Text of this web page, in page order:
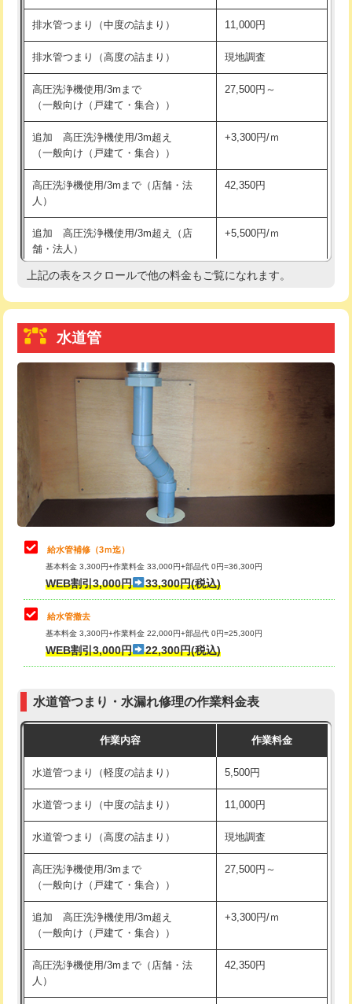
持込商品取付（浄水器・分岐水栓） 16,500円
給水管工事※（ホール加工) 16,500円
給水管工事※（バンド止め) 3,300円
給水管工事※（支持金具設置)
給水管工事※（保温材使用（バンド止
め込み）)
5,500円
給水管工事※（土の掘削・埋め戻し作
業)
11,000円
給水管工事※（塩ビ管（VP・HI）使
用/3ｍまで)
33,000円
給水管工事※（塩ビ管（VP・HI）使
+8,800円
給水管工事※（ライニング鋼管・銅
管・ポリ管・HT管使用/3ｍまで)
給水管工事※（ライニング鋼管・銅
管・ポリ管・HT管使用/3ｍ超え)
排水管工事（土の掘削・埋め戻し作
11,000円~
排水管工事（排水管工事/3ｍまで） 55,000円
排水管工事（追加 排水管工事/3ｍ超
マス交換（土の掘削・埋め戻し作業）
マス交換（深さ50㎝未満）
マス交換（深さ50㎝以上）
コンクリート斫り（厚さ10㎝まで）
モルタル補修（厚さ10㎝超え） 38,500円
洗面台設置 38,500円
化粧台設置 22,000円
追加人工 16,500円
廃棄・処分 現場見積
※給水管工事は20mmまでの価格です。
排水管つまり（中度の詰まり） 11,000円
排水管つまり（高度の詰まり） 現地調査
高圧洗浄機使用/3mまで
（一般向け（戸建て・集合））
27,500円～
追加 高圧洗浄機使用/3m超え
（一般向け（戸建て・集合））
+3,300円/ｍ
高圧洗浄機使用/3mまで（店舗・法
人）
42,350円
追加 高圧洗浄機使用/3m超え（店
舗・法人）
+5,500円/ｍ
高度高圧洗浄換 現地調査
トーラー機使用/3mまで
追加トーラー機使用/3m超え
8,800円
止水・漏水調査・防水処理・清掃・修
理・調整・分解・加工など（軽作業）
11,000円
止水・漏水調査・防水処理・清掃・修
理・調整・分解・加工など（中作業）
止水・漏水調査・防水処理・清掃・修
理・調整・分解・加工など（重作業）
33,000円
その他部品の脱着
交換・取付（タンク）
式）)
式・ワンホール）)
交換・取付(排水栓・排水トラップ
22,000円+材料費
持込商品取付（混合水栓）
持込商品取付（浄水器・分岐水栓） 16,500円
業）
上記の表をスクロールで他の料金もご覧になれます。
水道管
給水管補修（3ｍ迄）
基本料金 3,300円+作業料金 33,000円+部品代 0円=36,300円
WEB割引3,000円 33,300円(税込)
給水管撤去
基本料金 3,300円+作業料金 22,000円+部品代 0円=25,300円
WEB割引3,000円 22,300円(税込)
水道管つまり・水漏れ修理の作業料金表
作業内容 作業料金
水道管つまり（軽度の詰まり） 5,500円
水道管つまり（中度の詰まり） 11,000円
水道管つまり（高度の詰まり） 現地調査
高圧洗浄機使用/3mまで
（一般向け（戸建て・集合））
27,500円～
追加 高圧洗浄機使用/3m超え
（一般向け（戸建て・集合））
+3,300円/ｍ
高圧洗浄機使用/3mまで（店舗・法
人）
42,350円